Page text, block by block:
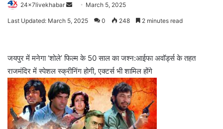
24x7livekhabar
Send March 5, 2025
Last Updated: March 5, 2025 0 248 2 minutes read
जयपुर में मनेगा ‘शोले’ फिल्म के 50 साल का जश्न:आईफा अवॉर्ड्स के तहत
राजमंदिर में स्पेशल स्क्रीनिंग होगी, एक्टर्स भी शामिल होंगे